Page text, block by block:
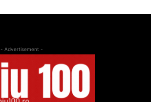
- Advertisement -